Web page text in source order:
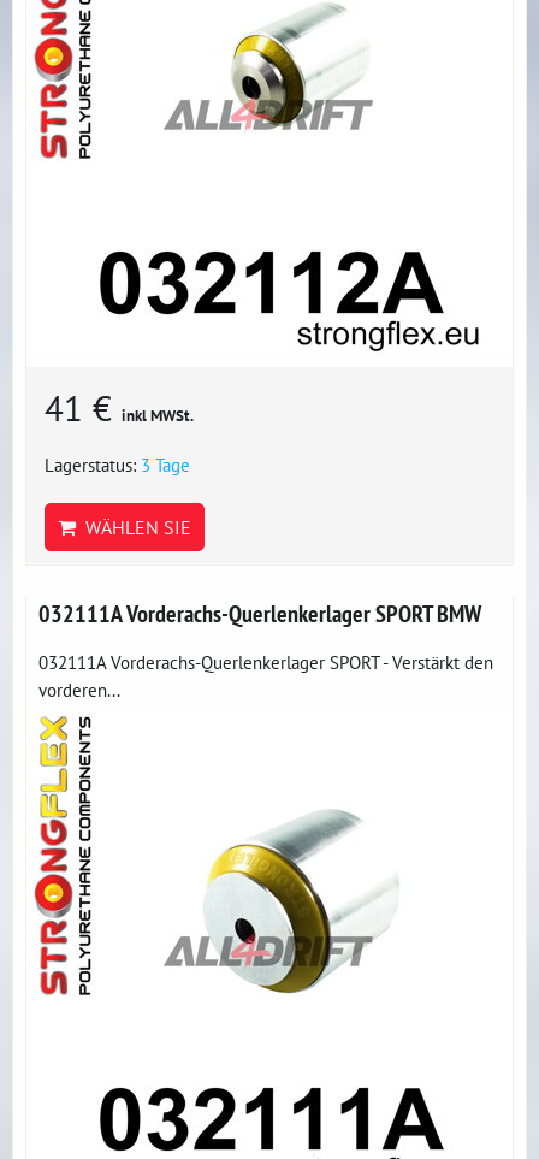
41 € inkl MWSt.
Lagerstatus: 3 Tage
WÄHLEN SIE
032111A Vorderachs-Querlenkerlager SPORT BMW
032111A Vorderachs-Querlenkerlager SPORT - Verstärkt den
vorderen...